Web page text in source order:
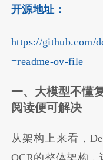
开源地址：
https://github.com/
=readme-ov-file
一、大模型不懂
阅读便可解决
从架构上来看，
OCR的整体架构，